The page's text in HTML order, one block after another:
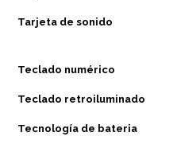
Tarjeta de sonido
Teclado numérico
Teclado retroiluminado
Tecnología de bateria